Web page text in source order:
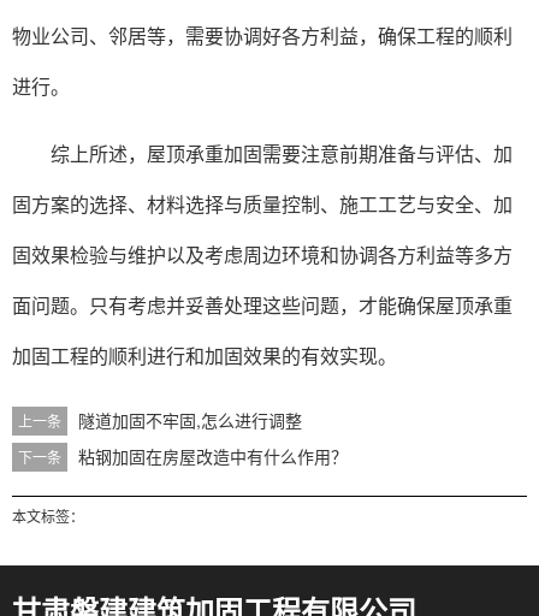
物业公司、邻居等，需要协调好各方利益，确保工程的顺利
进行。
综上所述，屋顶承重加固需要注意前期准备与评估、加
固方案的选择、材料选择与质量控制、施工工艺与安全、加
固效果检验与维护以及考虑周边环境和协调各方利益等多方
面问题。只有考虑并妥善处理这些问题，才能确保屋顶承重
加固工程的顺利进行和加固效果的有效实现。
上一条 隧道加固不牢固,怎么进行调整
下一条 粘钢加固在房屋改造中有什么作用？
本文标签：